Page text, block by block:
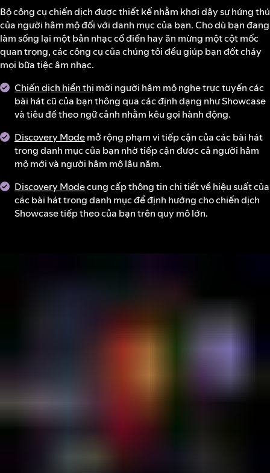
Bộ công cụ chiến dịch được thiết kế nhằm khơi dậy sự hứng thú
của người hâm mộ đối với danh mục của bạn. Cho dù bạn đang
làm sống lại một bản nhạc cổ điển hay ăn mừng một cột mốc
quan trọng, các công cụ của chúng tôi đều giúp bạn đốt cháy
mọi bữa tiệc âm nhạc.
Chiến dịch hiển thị mời người hâm mộ nghe trực tuyến các
bài hát cũ của bạn thông qua các định dạng như Showcase
và tiêu đề theo ngữ cảnh nhằm kêu gọi hành động.
Discovery Modemở rộng phạm vi tiếp cận của các bài hát
trong danh mục của bạn nhờ tiếp cận được cả người hâm
mộ mới và người hâm mộ lâu năm.
Discovery Modecung cấp thông tin chi tiết về hiệu suất của
các bài hát trong danh mục để định hướng cho chiến dịch
Showcase tiếp theo của bạn trên quy mô lớn.